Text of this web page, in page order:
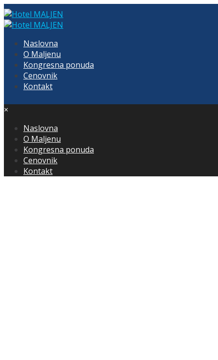
Naslovna
O Maljenu
Kongresna ponuda
Cenovnik
Kontakt
×
Naslovna
O Maljenu
Kongresna ponuda
Cenovnik
Kontakt